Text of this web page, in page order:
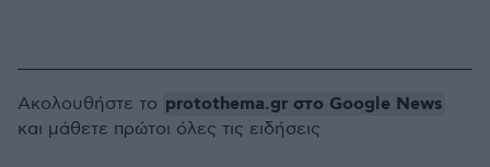
Ακολουθήστε το protothema.gr στο Google News
και μάθετε πρώτοι όλες τις ειδήσεις